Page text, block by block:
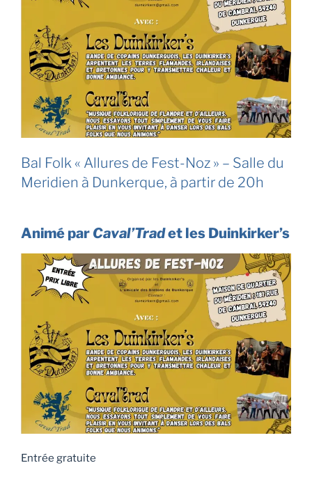
Bal Folk « Allures de Fest-Noz » – Salle du
Meridien à Dunkerque, à partir de 20h
Animé par Caval’Tradet les Duinkirker’s
Entrée gratuite